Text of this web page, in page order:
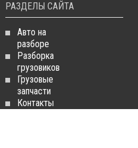
РАЗДЕЛЫ САЙТА
Авто на
разборе
Разборка
грузовиков
Грузовые
запчасти
Контакты